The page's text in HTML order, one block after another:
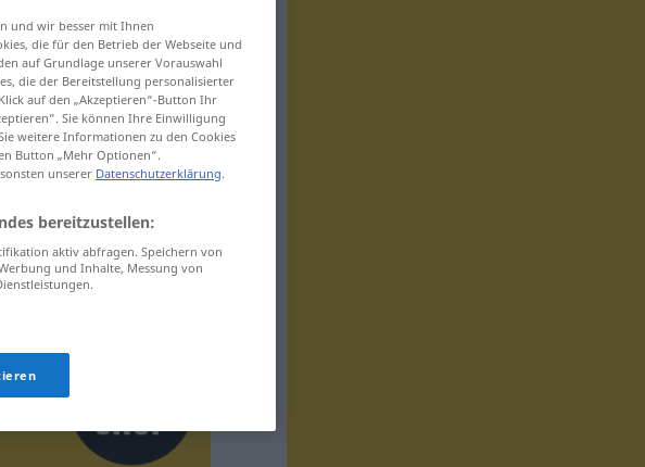
und wir besser mit Ihnen
die für den Betrieb der Webseite und
auf Grundlage unserer Vorauswahl
die der Bereitstellung personalisierter
auf den „Akzeptieren“-Button Ihr
Sie können Ihre Einwilligung
weitere Informationen zu den Cookies
Button „Mehr Optionen“.
unserer Datenschutzerklärung.
bereitzustellen:
aktiv abfragen. Speichern von
und Inhalte, Messung von